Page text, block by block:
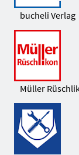
bucheli Verlag
Müller